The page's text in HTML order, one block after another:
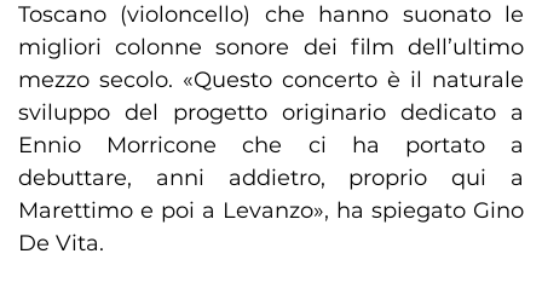
Toscano (violoncello) che hanno suonato le
migliori colonne sonore dei film dell’ultimo
mezzo secolo. «Questo concerto è il naturale
sviluppo del progetto originario dedicato a
Ennio Morricone che ci ha portato a
debuttare, anni addietro, proprio qui a
Marettimo e poi a Levanzo», ha spiegato Gino
De Vita.